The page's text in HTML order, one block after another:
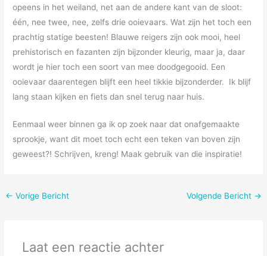
opeens in het weiland, net aan de andere kant van de sloot:
één, nee twee, nee, zelfs drie ooievaars. Wat zijn het toch een
prachtig statige beesten! Blauwe reigers zijn ook mooi, heel
prehistorisch en fazanten zijn bijzonder kleurig, maar ja, daar
wordt je hier toch een soort van mee doodgegooid. Een
ooievaar daarentegen blijft een heel tikkie bijzonderder. Ik blijf
lang staan kijken en fiets dan snel terug naar huis.
Eenmaal weer binnen ga ik op zoek naar dat onafgemaakte
sprookje, want dit moet toch echt een teken van boven zijn
geweest?! Schrijven, kreng! Maak gebruik van die inspiratie!
← Vorige Bericht Volgende Bericht →
Laat een reactie achter